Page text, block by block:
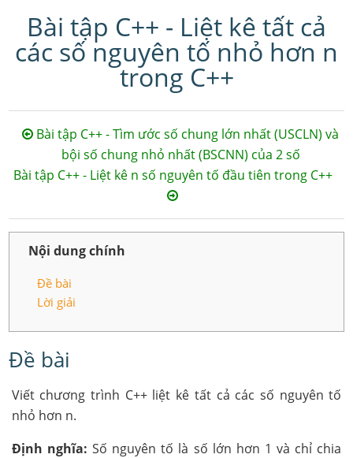
Bài tập C++ - Liệt kê tất cả
các số nguyên tố nhỏ hơn n
trong C++
Bài tập C++ - Tìm ước số chung lớn nhất (USCLN) và
bội số chung nhỏ nhất (BSCNN) của 2 số
Bài tập C++ - Liệt kê n số nguyên tố đầu tiên trong C++
Nội dung chính
Đề bài
Lời giải
Đề bài
Viết chương trình C++ liệt kê tất cả các số nguyên tố
nhỏ hơn n.
Định nghĩa: Số nguyên tố là số lớn hơn 1 và chỉ chia